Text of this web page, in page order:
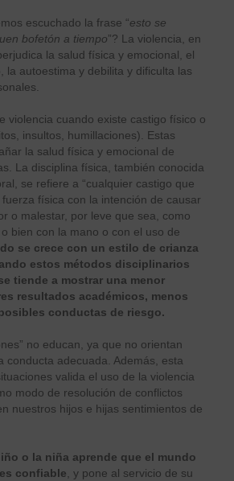
escuchado la frase “esto se
bofetón a tiempo”? La violencia, en
la salud física y emocional, el
la autoestima y debilita y dificulta las
violencia cuando existe castigo físico o
insultos, humillaciones). Estas
la salud física y emocional de
La disciplina física, también conocida
se refiere a “cualquier castigo que
física con la intención de causar
o malestar, por leve que sea, como
bien con la mano o con el uso de
se crece con un estilo de crianza
estos métodos disciplinarios
tiende a mostrar una menor
resultados académicos, menos
conductas de riesgo.
no educan, ya que no orientan
conducta adecuada. Además, esta
valida el uso de la violencia
modo de resolución de conflictos
nuestros hijos e hijas sentimientos de
o la niña aprende que el mundo
confiable , y pone al servicio de su